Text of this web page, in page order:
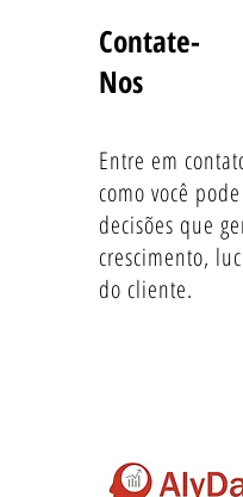
Contate-
Nos
Entre em
como você
decisões que
crescimento,
do cliente.